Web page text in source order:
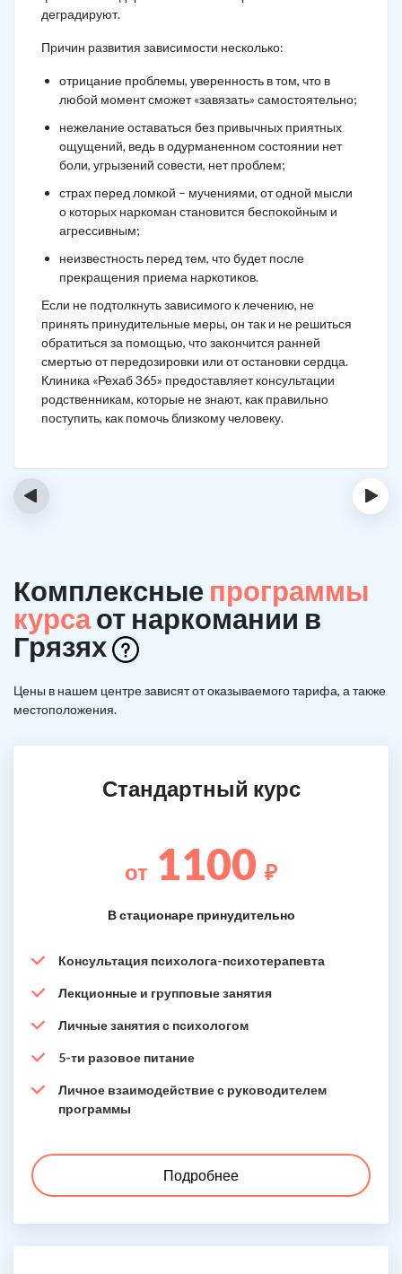
деградируют.
Причин развития зависимости несколько:
отрицание проблемы, уверенность в том, что в
любой момент сможет «завязать» самостоятельно;
нежелание оставаться без привычных приятных
ощущений, ведь в одурманенном состоянии нет
боли, угрызений совести, нет проблем;
страх перед ломкой – мучениями, от одной мысли
о которых наркоман становится беспокойным и
агрессивным;
неизвестность перед тем, что будет после
прекращения приема наркотиков.
Если не подтолкнуть зависимого к лечению, не
принять принудительные меры, он так и не решиться
обратиться за помощью, что закончится ранней
смертью от передозировки или от остановки сердца.
Клиника «Рехаб 365» предоставляет консультации
родственникам, которые не знают, как правильно
поступить, как помочь близкому человеку.
‹ ›
Комплексные программы
курсаот наркомании в
Грязях
Цены в нашем центре зависят от оказываемого тарифа, а также
местоположения.
Стандартный курс
от 1100 ₽
В стационаре принудительно
Консультация психолога-психотерапевта
Лекционные и групповые занятия
Личные занятия с психологом
5-ти разовое питание
Личное взаимодействие с руководителем
программы
Подробнее